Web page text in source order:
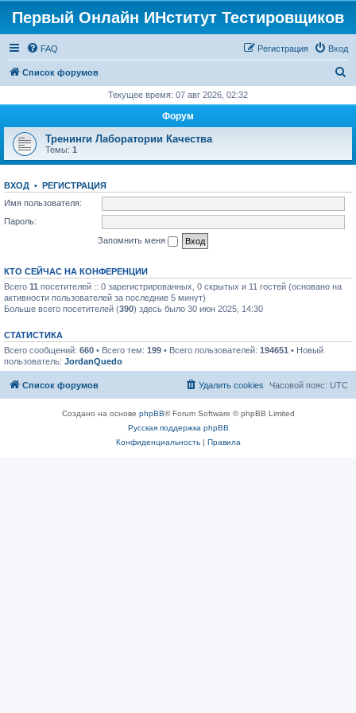
Первый Онлайн ИНститут Тестировщиков
FAQ Вход
Регистрация
Список форумов
с
Текущее время: 07 авг 2026, 02:32
Форум
Тренинги Лаборатории Качества
Темы: 1
ВХОД • РЕГИСТРАЦИЯ
Имя пользователя:
Пароль:
Запомнить меня
КТО СЕЙЧАС НА КОНФЕРЕНЦИИ
Всего 11 посетителей :: 0 зарегистрированных, 0 скрытых и 11 гостей (основано на
активности пользователей за последние 5 минут)
Больше всего посетителей (390) здесь было 30 июн 2025, 14:30
СТАТИСТИКА
Всего сообщений: 660 • Всего тем: 199 • Всего пользователей: 194651 • Новый
пользователь: JordanQuedo
Список форумов Часовой пояс: UTC
Удалить cookies
Создано на основе phpBB® Forum Software © phpBB Limited
Русская поддержка phpBB
Конфиденциальность| Правила